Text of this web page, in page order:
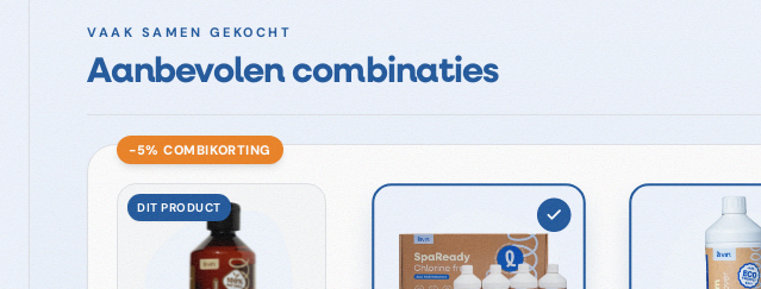
VAAK SAMEN GEKOCHT
Aanbevolen combinaties
−5% COMBI­KORTING
DIT PRODUCT